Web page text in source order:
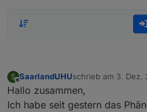
S
Offline
SaarlandUHUschrieb am 3. Dez.
zuletzt editiert von
Hallo zusammen,
Ich habe seit gestern das